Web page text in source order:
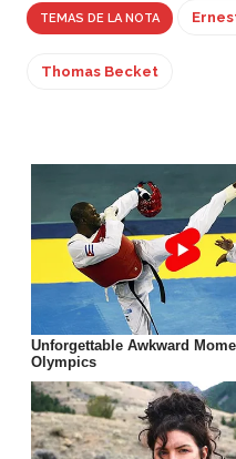
TEMAS DE LA NOTA
Thomas Becket